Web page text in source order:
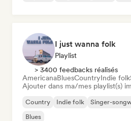
I just wanna folk
Playlist
> 3400 feedbacks réalisés
AmericanaBluesCountryIndie folk
Ajouter dans ma/mes playlist(s)
Country Indie folk Singer-
Blues